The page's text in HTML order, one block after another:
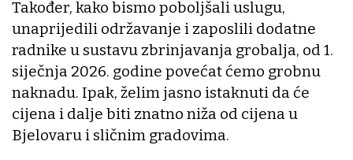
Također, kako bismo poboljšali uslugu,
unaprijedili održavanje i zaposlili dodatne
radnike u sustavu zbrinjavanja grobalja, od 1.
siječnja 2026. godine povećat ćemo grobnu
naknadu. Ipak, želim jasno istaknuti da će
cijena i dalje biti znatno niža od cijena u
Bjelovaru i sličnim gradovima.